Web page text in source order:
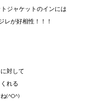
ジャケットのインには
レが好相性！！！
対して
れる
(^O^)